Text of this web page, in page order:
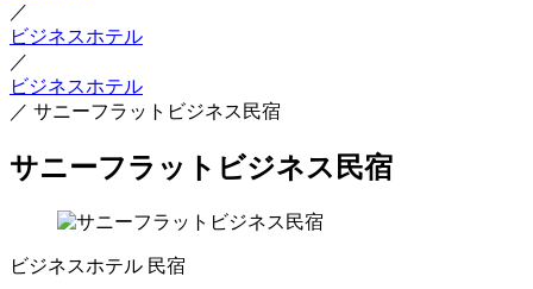
／
ビジネスホテル
／
ビジネスホテル
／ サニーフラットビジネス民宿
サニーフラットビジネス民宿
ビジネスホテル 民宿